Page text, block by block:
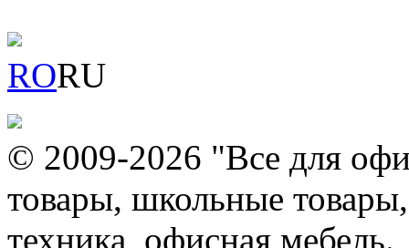
RORU
© 2009-2026 "Все для
товары, школьные
техника, офисная мебель.